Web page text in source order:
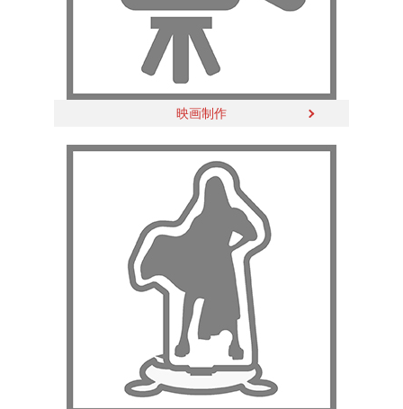
映画制作